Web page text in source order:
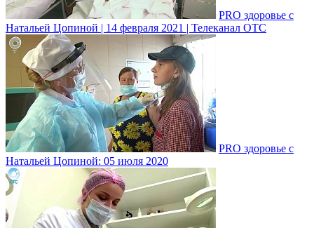
PRO здоровье с
Натальей Цопиной | 14 февраля 2021 | Телеканал ОТС
PRO здоровье с
Натальей Цопиной: 05 июля 2020